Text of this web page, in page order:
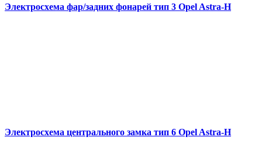
Электросхема фар/задних фонарей тип 3 Opel Astra-H
Электросхема центрального замка тип 6 Opel Astra-H